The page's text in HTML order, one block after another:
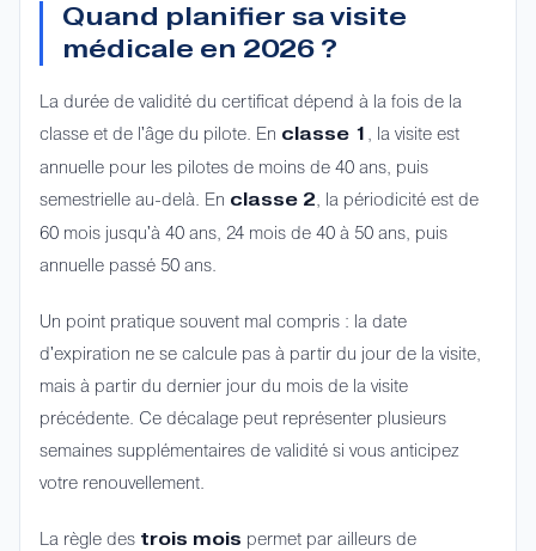
Quand planifier sa visite
médicale en 2026 ?
La durée de validité du certificat dépend à la fois de la
classe et de l'âge du pilote. En classe 1 , la visite est
annuelle pour les pilotes de moins de 40 ans, puis
semestrielle au-delà. En classe 2, la périodicité est de
60 mois jusqu'à 40 ans, 24 mois de 40 à 50 ans, puis
annuelle passé 50 ans.
Un point pratique souvent mal compris : la date
d'expiration ne se calcule pas à partir du jour de la visite,
mais à partir du dernier jour du mois de la visite
précédente. Ce décalage peut représenter plusieurs
semaines supplémentaires de validité si vous anticipez
votre renouvellement.
La règle des trois mois permet par ailleurs de